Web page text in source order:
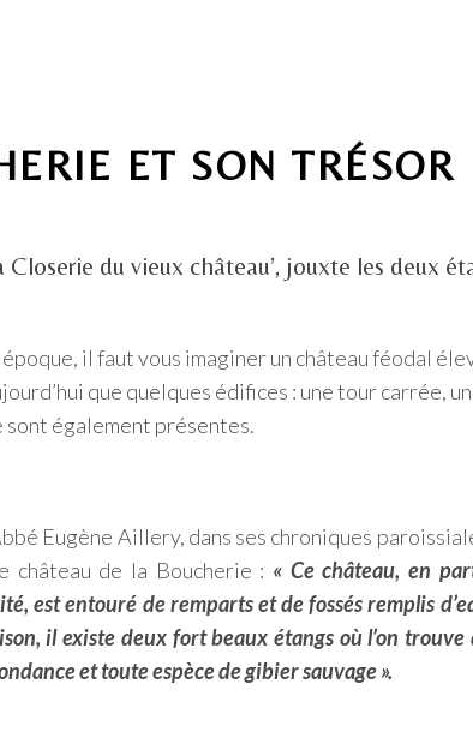
ET SON TRÉSOR
du vieux château’, jouxte les deux
il faut vous imaginer un château féodal
que quelques édifices : une tour carrée,
sont également présentes.
Eugène Aillery, dans ses chroniques
château de la Boucherie : « Ce château, en
est entouré de remparts et de fossés remplis
il existe deux fort beaux étangs où l’on trouve
et toute espèce de gibier sauvage ».